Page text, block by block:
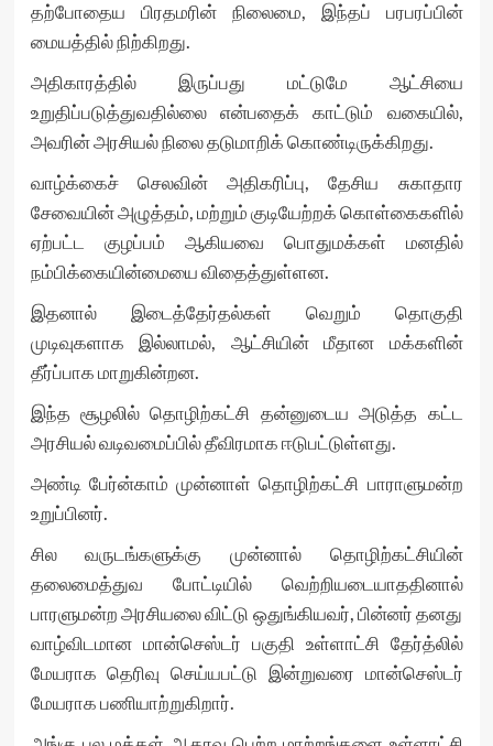
தற்போதைய பிரதமரின் நிலைமை, இந்தப் பரபரப்பின்
மையத்தில் நிற்கிறது.
அதிகாரத்தில் இருப்பது மட்டுமே ஆட்சியை
உறுதிப்படுத்துவதில்லை என்பதைக் காட்டும் வகையில்,
அவரின் அரசியல் நிலை தடுமாறிக் கொண்டிருக்கிறது.
வாழ்க்கைச் செலவின் அதிகரிப்பு, தேசிய சுகாதார
சேவையின் அழுத்தம், மற்றும் குடியேற்றக் கொள்கைகளில்
ஏற்பட்ட குழப்பம் ஆகியவை பொதுமக்கள் மனதில்
நம்பிக்கையின்மையை விதைத்துள்ளன.
இதனால் இடைத்தேர்தல்கள் வெறும் தொகுதி
முடிவுகளாக இல்லாமல், ஆட்சியின் மீதான மக்களின்
தீர்ப்பாக மாறுகின்றன.
இந்த சூழலில் தொழிற்கட்சி தன்னுடைய அடுத்த கட்ட
அரசியல் வடிவமைப்பில் தீவிரமாக ஈடுபட்டுள்ளது.
அண்டி பேர்ன்காம் முன்னாள் தொழிற்கட்சி பாராளுமன்ற
உறுப்பினர்.
சில வருடங்களுக்கு முன்னால் தொழிற்கட்சியின்
தலைமைத்துவ போட்டியில் வெற்றியடையாததினால்
பாரளுமன்ற அரசியலை விட்டு ஒதுங்கியவர், பின்னர் தனது
வாழ்விடமான மான்செஸ்டர் பகுதி உள்ளாட்சி தேர்த்லில்
மேயராக தெரிவு செய்யபட்டு இன்றுவரை மான்செஸ்டர்
மேயராக பணியாற்றுகிறார்.